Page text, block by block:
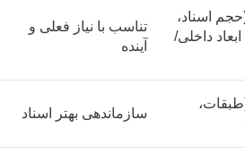
اسناد،
داخلی/
تناسب با نیاز فعلی و
آینده
سازماندهی بهتر اسناد